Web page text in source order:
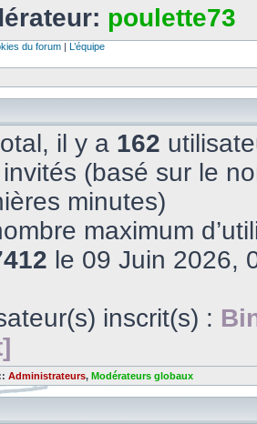
poulette73
du forum | L’équipe
il y a 162
(basé sur le
minutes)
maximum
le 09 Juin 2026,
inscrit(s) :
Administrateurs, Modérateurs globaux